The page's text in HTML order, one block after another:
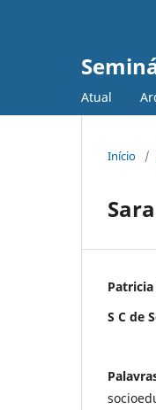
Atual
Início /
S C de